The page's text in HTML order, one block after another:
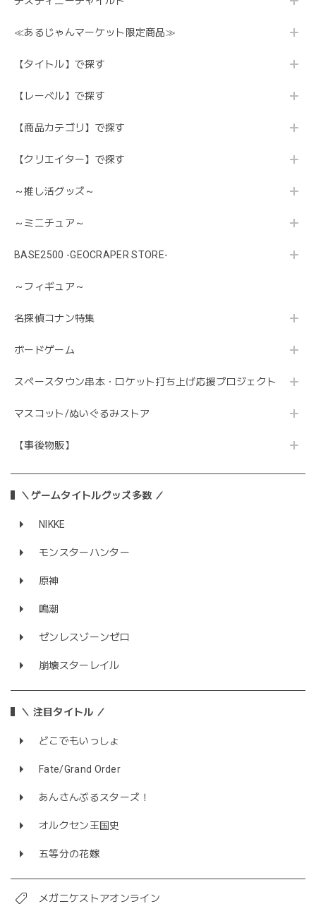
≪あるじゃんマーケット限定商品≫
【タイトル】で探す
【レーベル】で探す
【商品カテゴリ】で探す
【クリエイター】で探す
～推し活グッズ～
～ミニチュア～
BASE2500 -GEOCRAPER STORE-
～フィギュア～
名探偵コナン特集
ボードゲーム
スペースタウン串本・ロケット打ち上げ応援プロジェクト
マスコット/ぬいぐるみストア
【事後物販】
＼ゲームタイトルグッズ多数 ／
NIKKE
モンスターハンター
原神
鳴潮
ゼンレスゾーンゼロ
崩壊スターレイル
＼ 注目タイトル ／
どこでもいっしょ
Fate/Grand Order
あんさんぶるスターズ！
オルクセン王国史
五等分の花嫁
メガニケストアオンライン